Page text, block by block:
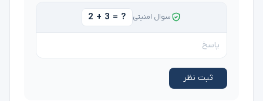
سوال امنیتی 2 + 3 = ?
ثبت نظر